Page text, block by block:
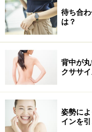
ラクチンが一番！
お昼過ぎに目が覚め
一日過ごすのが定番。
ビデオでも観て一日
ップへ。
おお、そのままですか
待ち合
は？
背中が
クササ
姿勢に
インを